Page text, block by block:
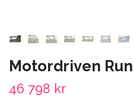
Motordriven
46 798 kr